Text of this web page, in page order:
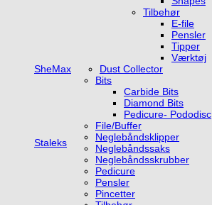
Tilbehør
E-file
Pensler
Tipper
Værktøj
SheMax
Dust Collector
Staleks
Bits
Carbide Bits
Diamond Bits
Pedicure- Pododisc
File/Buffer
Neglebåndsklipper
Neglebåndssaks
Neglebåndsskrubber
Pedicure
Pensler
Pincetter